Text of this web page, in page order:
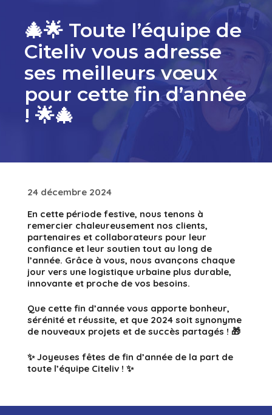
🎄🌟 Toute l’équipe de
Citeliv vous adresse
ses meilleurs vœux
pour cette fin d’année
! 🌟🎄
24 décembre 2024
En cette période festive, nous tenons à
remercier chaleureusement nos clients,
partenaires et collaborateurs pour leur
confiance et leur soutien tout au long de
l’année. Grâce à vous, nous avançons chaque
jour vers une logistique urbaine plus durable,
innovante et proche de vos besoins.
Que cette fin d’année vous apporte bonheur,
sérénité et réussite, et que 2024 soit synonyme
de nouveaux projets et de succès partagés ! 🎁
✨ Joyeuses fêtes de fin d’année de la part de
toute l’équipe Citeliv ! ✨